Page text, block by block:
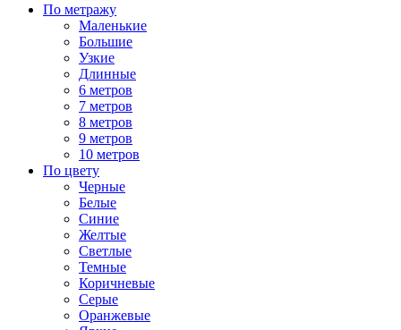
По метражу
Маленькие
Большие
Узкие
Длинные
6 метров
7 метров
8 метров
9 метров
10 метров
По цвету
Черные
Белые
Синие
Желтые
Светлые
Темные
Коричневые
Серые
Оранжевые